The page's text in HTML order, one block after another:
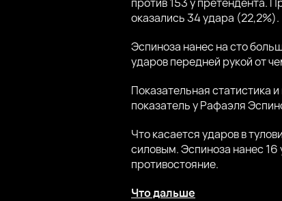
оказались 34 удара (22,2%).
Эспиноза нанес на сто
ударов передней рукой от
Показательная статистика
показатель у Рафаэля
Что касается ударов в
силовым. Эспиноза нанес 16
противостояние.
Что дальше